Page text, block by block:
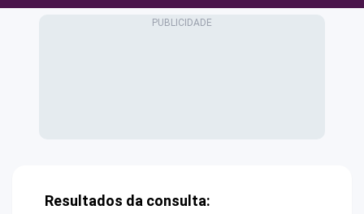
Resultados da consulta: